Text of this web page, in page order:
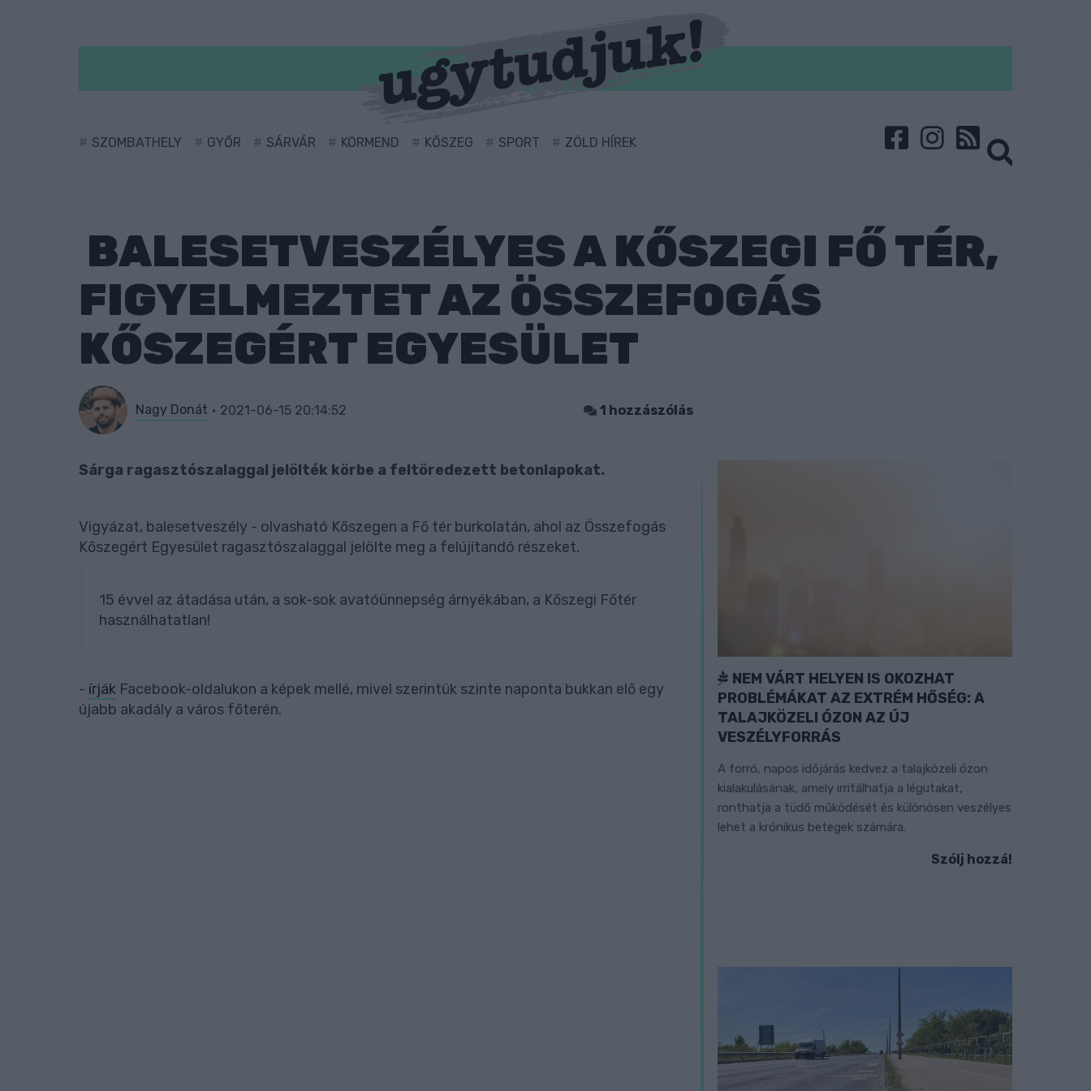
SZOMBATHELY GYŐR SÁRVÁR KÖRMEND KŐSZEG SPORT ZÖLD HÍREK
BALESETVESZÉLYES A KŐSZEGI FŐ TÉR,
FIGYELMEZTET AZ ÖSSZEFOGÁS
KŐSZEGÉRT EGYESÜLET
Nagy Donát 2021-06-15 20:14:52 1 hozzászólás
Sárga ragasztószalaggal jelölték körbe a feltöredezett betonlapokat.
Vigyázat, balesetveszély - olvasható Kőszegen a Fő tér burkolatán, ahol az Összefogás
Kőszegért Egyesület ragasztószalaggal jelölte meg a felújítandó részeket.
15 évvel az átadása után, a sok-sok avatóünnepség árnyékában, a Kőszegi Főtér
használhatatlan!
- írják Facebook-oldalukon a képek mellé, mivel szerintük szinte naponta bukkan elő egy
újabb akadály a város főterén.
NEM VÁRT HELYEN IS OKOZHAT
PROBLÉMÁKAT AZ EXTRÉM HŐSÉG: A
TALAJKÖZELI ÓZON AZ ÚJ
VESZÉLYFORRÁS
A forró, napos időjárás kedvez a talajközeli ózon
kialakulásának, amely irritálhatja a légutakat,
ronthatja a tüdő működését és különösen veszélyes
lehet a krónikus betegek számára.
Szólj hozzá!